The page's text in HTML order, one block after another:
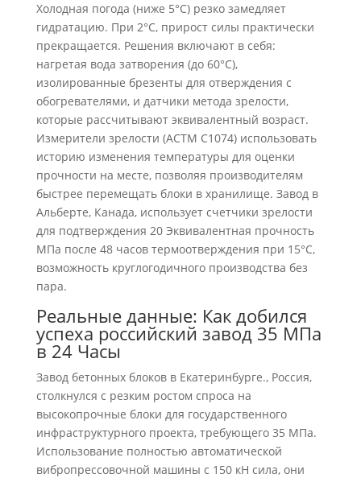
Холодная погода (ниже 5°С) резко замедляет
гидратацию. При 2°С, прирост силы практически
прекращается. Решения включают в себя:
нагретая вода затворения (до 60°С),
изолированные брезенты для отверждения с
обогревателями, и датчики метода зрелости,
которые рассчитывают эквивалентный возраст.
Измерители зрелости (АСТМ С1074) использовать
историю изменения температуры для оценки
прочности на месте, позволяя производителям
быстрее перемещать блоки в хранилище. Завод в
Альберте, Канада, использует счетчики зрелости
для подтверждения 20 Эквивалентная прочность
МПа после 48 часов термоотверждения при 15°C,
возможность круглогодичного производства без
пара.
Реальные данные: Как добился
успеха российский завод 35 МПа
в 24 Часы
Завод бетонных блоков в Екатеринбурге., Россия,
столкнулся с резким ростом спроса на
высокопрочные блоки для государственного
инфраструктурного проекта, требующего 35 МПа.
Использование полностью автоматической
вибропрессовочной машины с 150 кН сила, они